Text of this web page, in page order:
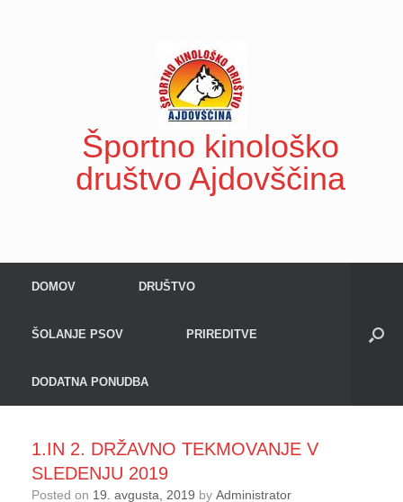
Športno kinološko
društvo Ajdovščina
DOMOV DRUŠTVO
ŠOLANJE PSOV PRIREDITVE
DODATNA PONUDBA
1.IN 2. DRŽAVNO TEKMOVANJE V
SLEDENJU 2019
Posted on 19. avgusta, 2019 by Administrator